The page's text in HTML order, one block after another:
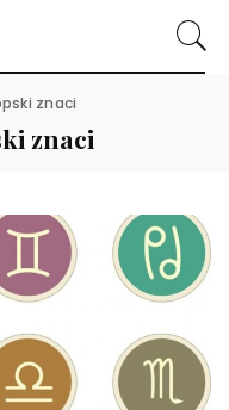
znaci
znaci